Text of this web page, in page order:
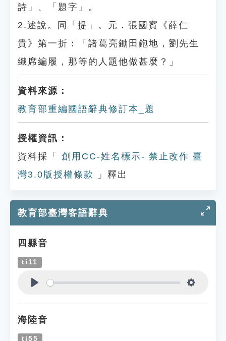
詩」、「題字」。
2.述說。同「提」。元．張國賓《薛仁
貴》第一折：「諸葛亮鋤田鉋地，劉先生
織席編履，那等的人題他做甚麼？」
資料來源：
教育部重編國語辭典修訂本_題
授權資訊：
資料採「
創用CC-姓名標示- 禁止改作 臺
灣3.0版授權條款
」釋出
教育部臺灣客語辭典
四縣音
ti11
海陸音
ti55